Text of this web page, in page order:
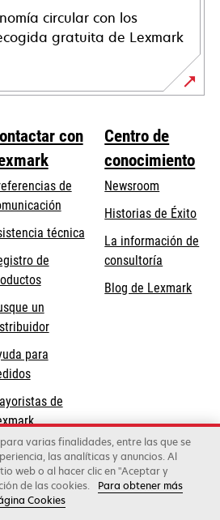
circular con los
gratuita de Lexmark
con
de
técnicase
abre
de
un
para
de
Centro de
conocimiento
Newsroom
Historias de Éxito
La información de
consultoría
Blog de Lexmark
Inc., una compañía de Xerox
derechos reservados.
Términos y
varias finalidades, entre las que se
las analíticas y anuncios. Al
web o al hacer clic en "Aceptar y
de las cookies.
Para obtener más
Cookies